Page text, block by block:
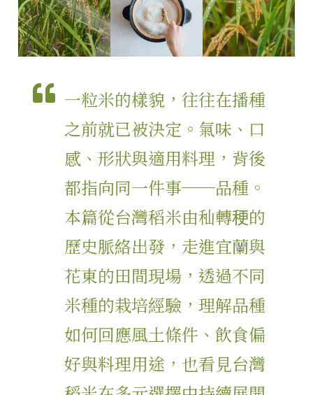
一粒米的樣貌，往往在播種
之前就已被決定。氣味、口
感、形狀與適用料理，背後
都指向同一件事──品種。
本篇從台灣稻米由秈轉稉的
歷史脈絡出發，走進宜蘭與
花東的田間現場，透過不同
米種的栽培經驗，理解品種
如何回應風土條件、飲食偏
好與料理用途，也看見台灣